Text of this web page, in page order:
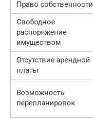
Право собственности
Свободное
распоряжение
имуществом
Отсутствие арендной
платы
Возможность
перепланировок